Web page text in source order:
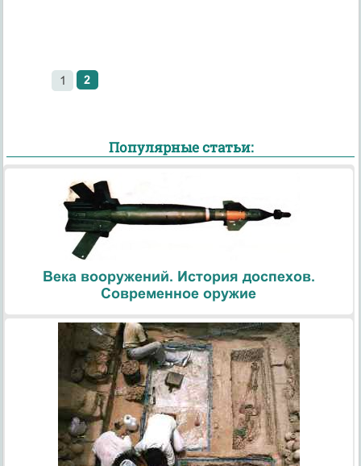
1 2
Популярные статьи:
Века вооружений. История доспехов.
Современное оружие